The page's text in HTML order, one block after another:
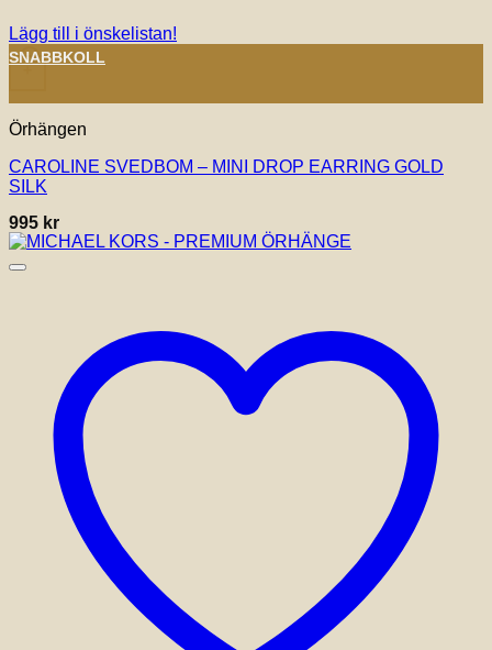
Lägg till i önskelistan!
+
SNABBKOLL
Örhängen
CAROLINE SVEDBOM – MINI DROP EARRING GOLD
SILK
995 kr